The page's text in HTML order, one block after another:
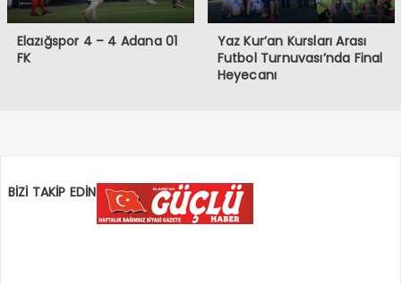
Elazığspor 4 – 4 Adana 01
FK
Yaz Kur’an Kursları Arası
Futbol Turnuvası’nda Final
Heyecanı
BİZİ TAKİP EDİN